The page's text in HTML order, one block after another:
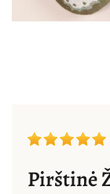
Pirštinė